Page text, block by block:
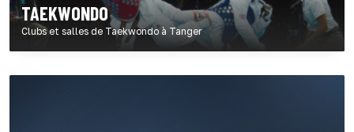
TAEKWONDO
Clubs et salles de Taekwondo à Tanger